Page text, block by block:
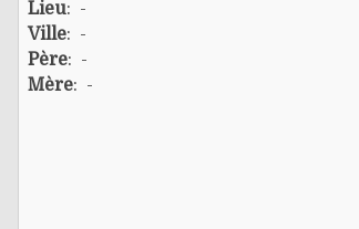
Lieu: -
Ville: -
Père: -
Mère: -